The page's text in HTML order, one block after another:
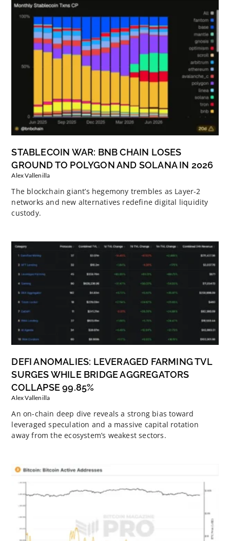
STABLECOIN WAR: BNB CHAIN LOSES
GROUND TO POLYGON AND SOLANA IN 2026
Alex Vallenilla
The blockchain giant’s hegemony trembles as Layer-2
networks and new alternatives redefine digital liquidity
custody.
DEFI ANOMALIES: LEVERAGED FARMING TVL
SURGES WHILE BRIDGE AGGREGATORS
COLLAPSE 99.85%
Alex Vallenilla
An on-chain deep dive reveals a strong bias toward
leveraged speculation and a massive capital rotation
away from the ecosystem’s weakest sectors.